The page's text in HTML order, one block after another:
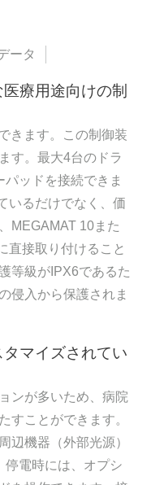
ータ
療用途向けの制
きます。この制御装
す。最大4台のドラ
ッドを接続できま
いるだけでなく、価
MEGAMAT 10また
直接取り付けること
等級がIPX6であるた
侵入から保護されま
マイズされてい
ンが多いため、病院
すことができます。
辺機器（外部光源）
停電時には、オプシ